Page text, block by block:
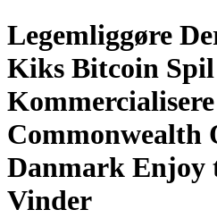
Legemliggøre
Kiks Bitcoin Spil
Commonwealth
Danmark Enjoy
Vinder